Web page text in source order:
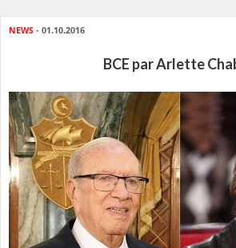
NEWS - 01.10.2016
BCE par Arlette